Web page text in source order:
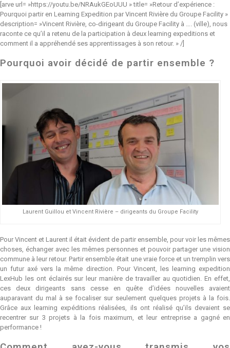
[arve url= »https://youtu.be/NRAukGEoUUU » title= »Retour d’expérience :
Pourquoi partir en Learning Expedition par Vincent Rivière du Groupe Facility »
description= »Vincent Rivière, co-dirigeant du Groupe Facility à …. (ville), nous
raconte ce qu’il a retenu de la participation à deux learning expeditions et
comment il a appréhendé ses apprentissages à son retour. » /]
Pourquoi avoir décidé de partir ensemble ?
Laurent Guillou et Vincent Rivière – dirigeants du Groupe Facility
Pour Vincent et Laurent il était évident de partir ensemble, pour voir les mêmes
choses, échanger avec les mêmes personnes et pouvoir partager une vision
commune à leur retour. Partir ensemble était une vraie force et un tremplin vers
un futur axé vers la même direction. Pour Vincent, les learning expedition
LexHub les ont éclairés sur leur manière de travailler au quotidien. En effet,
ces deux dirigeants sans cesse en quête d’idées nouvelles avaient
auparavant du mal à se focaliser sur seulement quelques projets à la fois.
Grâce aux learning expéditions réalisées, ils ont réalisé qu’ils devaient se
recentrer sur 3 projets à la fois maximum, et leur entreprise a gagné en
performance !